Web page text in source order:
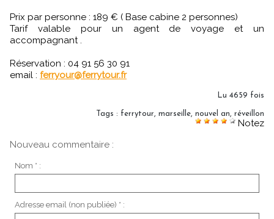
Prix par personne : 189 € ( Base cabine 2 personnes)
Tarif valable pour un agent de voyage et un
accompagnant .
Réservation : 04 91 56 30 91
email : ferryour@ferrytour.fr
Lu 4659 fois
Tags : ferrytour marseille nouvel an réveillon
Notez
Nouveau commentaire :
Nom * :
Adresse email (non publiée) * :